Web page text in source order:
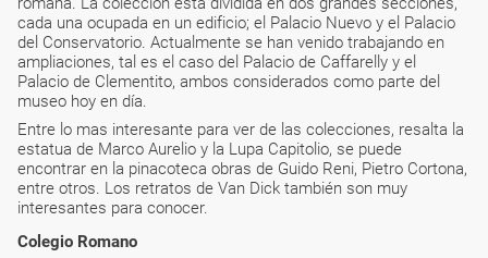
cada una ocupada en un edificio; el Palacio Nuevo y el Palacio
del Conservatorio. Actualmente se han venido trabajando en
ampliaciones, tal es el caso del Palacio de Caffarelly y el
Palacio de Clementito, ambos considerados como parte del
museo hoy en día.
Entre lo mas interesante para ver de las colecciones, resalta la
estatua de Marco Aurelio y la Lupa Capitolio, se puede
encontrar en la pinacoteca obras de Guido Reni, Pietro Cortona,
entre otros. Los retratos de Van Dick también son muy
interesantes para conocer.
Colegio Romano